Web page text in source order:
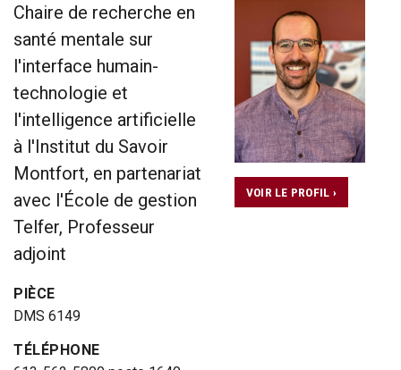
Chaire de recherche en
santé mentale sur
l'interface humain-
technologie et
l'intelligence artificielle
à l'Institut du Savoir
Montfort, en partenariat
avec l'École de gestion
Telfer, Professeur
adjoint
PIÈCE
DMS 6149
TÉLÉPHONE
VOIR LE PROFIL ›